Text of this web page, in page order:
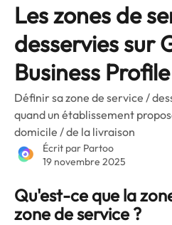
Les zones de
desservies sur
Business Profile
Définir sa zone de service /
quand un établissement
domicile / de la livraison
Écrit par Partoo
19 novembre 2025
Qu'est-ce que la
zone de service ?